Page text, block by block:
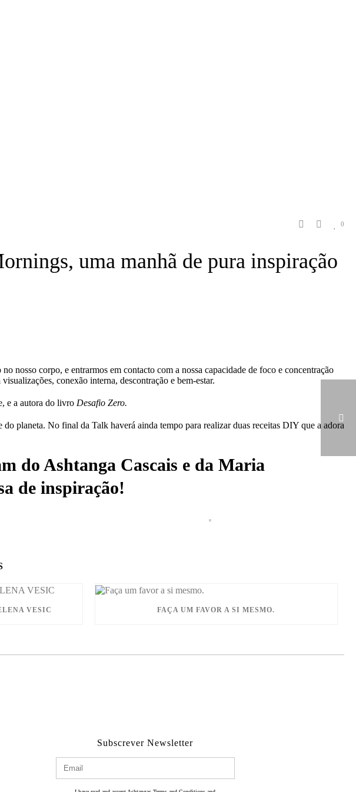
0
uma manhã de pura inspiração
nosso corpo, e entrarmos em contacto com a nossa capacidade de foco e concentração
conexão interna, descontração e bem-estar.
e a autora do livro Desafio Zero.
planeta. No final da Talk haverá ainda tempo para realizar duas receitas DIY que a adora
do Ashtanga Cascais e da Maria
de inspiração!
VESIC FAÇA UM FAVOR A SI MESMO.
Subscrever Newsletter